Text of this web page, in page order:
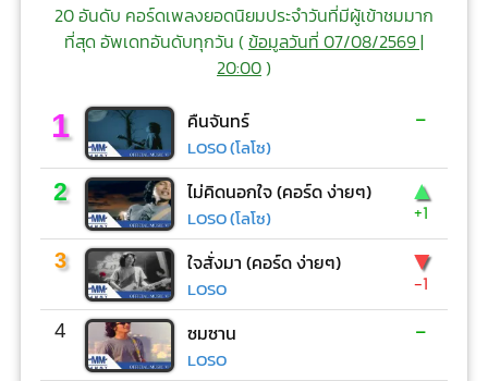
20 อันดับ คอร์ดเพลงยอดนิยมประจำวันที่มีผู้เข้าชมมาก
ที่สุด อัพเดทอันดับทุกวัน (ข้อมูลวันที่ 07/08/2569 |
20:00)
1 คืนจันทร์
LOSO (โลโซ)
-
2 ไม่คิดนอกใจ (คอร์ด ง่ายๆ)
LOSO (โลโซ)
▲
+1
3 ใจสั่งมา (คอร์ด ง่ายๆ)
LOSO
▼
-1
4 ซมซาน
LOSO
-